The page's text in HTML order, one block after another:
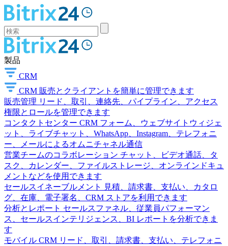
製品
CRM
CRM 販売とクライアントを簡単に管理できます
販売管理 リード、取引、連絡先、パイプライン、アクセス
権限とロールを管理できます
コンタクトセンター CRM フォーム、ウェブサイトウィジェ
ット、ライブチャット、WhatsApp、Instagram、テレフォニ
ー、メールによるオムニチャネル通信
営業チームのコラボレーション チャット、ビデオ通話、タ
スク、カレンダー、ファイルストレージ、オンラインドキュ
メントなどを使用できます
セールスイネーブルメント
見積、請求書、支払い、カタロ
グ、在庫、電子署名、CRM ストアを利用できます
分析とレポート セールスファネル、従業員パフォーマン
ス、セールスインテリジェンス、BI レポートを分析できま
す
モバイル CRM リード、取引、請求書、支払い、テレフォニ